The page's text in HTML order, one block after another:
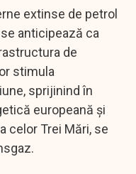
extinse de petrol
anticipează ca
de
stimula
sprijinind în
europeană și
celor Trei Mări, se